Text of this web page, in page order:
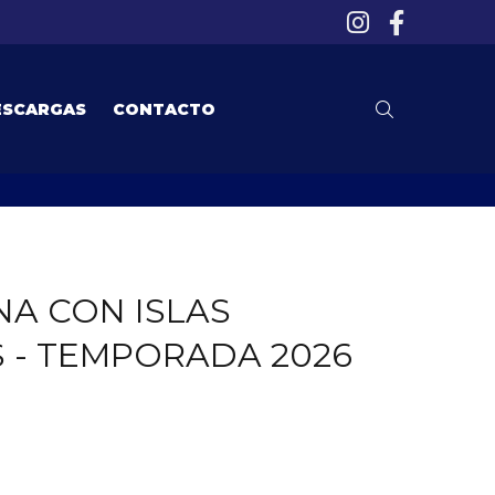
CONTACTO
CON ISLAS
- TEMPORADA 2026